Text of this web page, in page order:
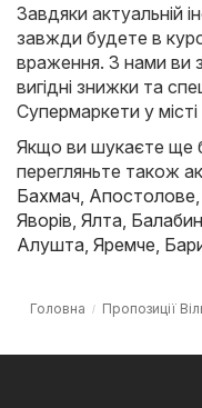
Завдяки актуальній
завжди будете в
враження. З нами ви
вигідні знижки та
Супермаркети у місті
Якщо ви шукаєте ще
перегляньте також
Бахмач Апостолове
Яворів Ялта
Алушта Яремче
Головна Пропозиції